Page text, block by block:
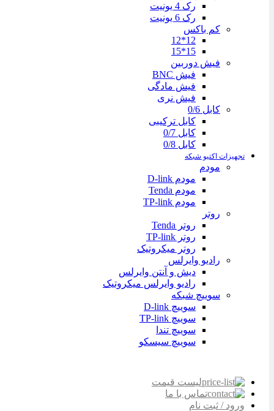
رک 4 یونیت
رک 6 یونیت
کم باکس
12*12
15*15
فیش دوربین
فیش BNC
فیش مادگی
فیش نری
کابل 0/6
کابل ترکیبی
کابل 0/7
کابل 0/8
تجهیزات اکتیو شبکه
مودم
مودم D-link
مودم Tenda
مودم TP-link
روتر
روتر Tenda
روتر TP-link
روتر میکروتیک
رادیو وایرلس
دیش و آنتن وایرلس
رادیو وایرلس میکروتیک
سوییچ شبکه
سوییچ D-link
سوییچ TP-link
سوییچ تندا
سوییچ سیسکو
لیست قیمت
تماس با ما
ورود / ثبت نام